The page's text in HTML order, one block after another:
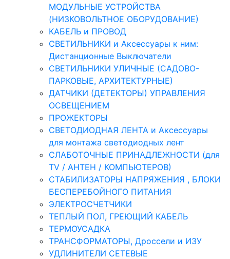
МОДУЛЬНЫЕ УСТРОЙСТВА
(НИЗКОВОЛЬТНОЕ ОБОРУДОВАНИЕ)
КАБЕЛЬ и ПРОВОД
СВЕТИЛЬНИКИ и Аксессуары к ним:
Дистанционные Выключатели
СВЕТИЛЬНИКИ УЛИЧНЫЕ (САДОВО-
ПАРКОВЫЕ, АРХИТЕКТУРНЫЕ)
ДАТЧИКИ (ДЕТЕКТОРЫ) УПРАВЛЕНИЯ
ОСВЕЩЕНИЕМ
ПРОЖЕКТОРЫ
СВЕТОДИОДНАЯ ЛЕНТА и Аксессуары
для монтажа светодиодных лент
СЛАБОТОЧНЫЕ ПРИНАДЛЕЖНОСТИ (для
TV / АНТЕН / КОМПЬЮТЕРОВ)
СТАБИЛИЗАТОРЫ НАПРЯЖЕНИЯ , БЛОКИ
БЕСПЕРЕБОЙНОГО ПИТАНИЯ
ЭЛЕКТРОСЧЕТЧИКИ
ТЕПЛЫЙ ПОЛ, ГРЕЮЩИЙ КАБЕЛЬ
ТЕРМОУСАДКА
ТРАНСФОРМАТОРЫ, Дроссели и ИЗУ
УДЛИНИТЕЛИ СЕТЕВЫЕ